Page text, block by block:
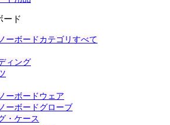
ード
ーボードカテゴリすべて
ィング
ーボードウェア
ーボードグローブ
・ケース